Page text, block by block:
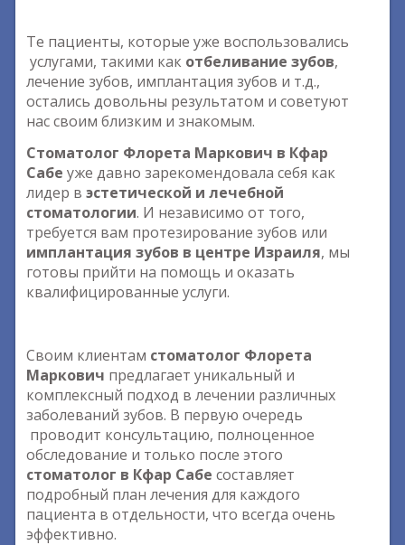
Те пациенты, которые уже воспользовались
услугами, такими как отбеливание зубов,
лечение зубов, имплантация зубов и т.д.,
остались довольны результатом и советуют
нас своим близким и знакомым.
Стоматолог Флорета Маркович в Кфар
Сабе уже давно зарекомендовала себя как
лидер в эстетической и лечебной
стоматологии. И независимо от того,
требуется вам протезирование зубов или
имплантация зубов в центре Израиля, мы
готовы прийти на помощь и оказать
квалифицированные услуги.
Своим клиентам стоматолог Флорета
Маркович предлагает уникальный и
комплексный подход в лечении различных
заболеваний зубов. В первую очередь
проводит консультацию, полноценное
обследование и только после этого
стоматолог в Кфар Сабе составляет
подробный план лечения для каждого
пациента в отдельности, что всегда очень
эффективно.